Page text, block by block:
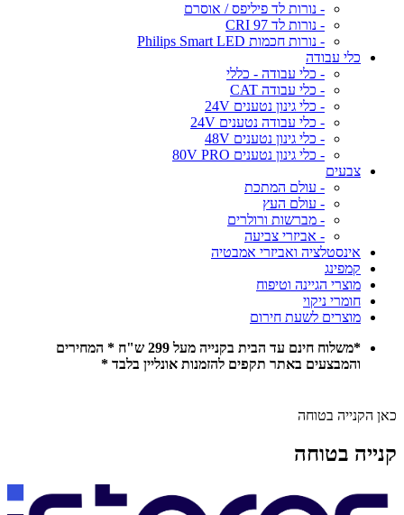
- נורות לד פיליפס / אוסרם
- נורות לד CRI 97
- נורות חכמות Philips Smart LED
כלי עבודה
- כלי עבודה - כללי
- כלי עבודה CAT
- כלי גינון נטענים 24V
- כלי עבודה נטענים 24V
- כלי גינון נטענים 48V
- כלי גינון נטענים 80V PRO
צבעים
- עולם המתכת
- עולם העץ
- מברשות ורולרים
- אביזרי צביעה
אינסטלציה ואביזרי אמבטיה
קמפינג
מוצרי הגיינה וטיפוח
חומרי ניקוי
מוצרים לשעת חירום
*משלוח חינם עד הבית בקנייה מעל 299 ש"ח * המחירים
והמבצעים באתר תקפים להזמנות אונליין בלבד *
כאן הקנייה בטוחה
קנייה בטוחה